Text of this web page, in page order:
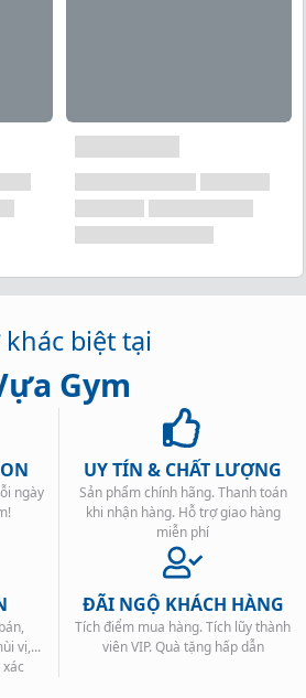
đồ ăn nhẹ và những người
đi các bữa ăn vô bổ! Hãy sỡ
trong tay và ăn nó . OstroVit
thế bữa ăn mà bạn ăn bất cứ
viên và những người yêu
cao
ăn mọi nơi, mọi lúc!
khác biệt tại
Gym
ngày
UY TÍN & CHẤT LƯỢNG
Sản phẩm chính hãng. Thanh toán
khi nhận hàng. Hỗ trợ giao hàng
miễn phí
vị,...
ĐÃI NGỘ KHÁCH HÀNG
Tích điểm mua hàng. Tích lũy thành
viên VIP. Quà tặng hấp dẫn